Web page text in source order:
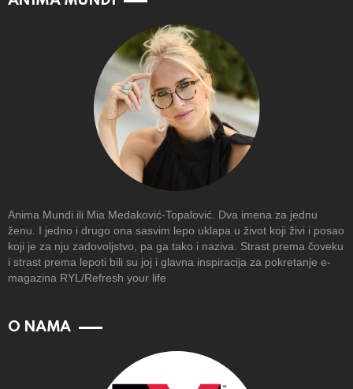
Anima Mundi ili Mia Medaković-Topalović. Dva imena za jednu
ženu. I jedno i drugo ona sasvim lepo uklapa u život koji živi i posao
koji je za nju zadovoljstvo, pa ga tako i naziva. Strast prema čoveku
i strast prema lepoti bili su joj i glavna inspiracija za pokretanje e-
magazina RYL/Refresh your life
O NAMA